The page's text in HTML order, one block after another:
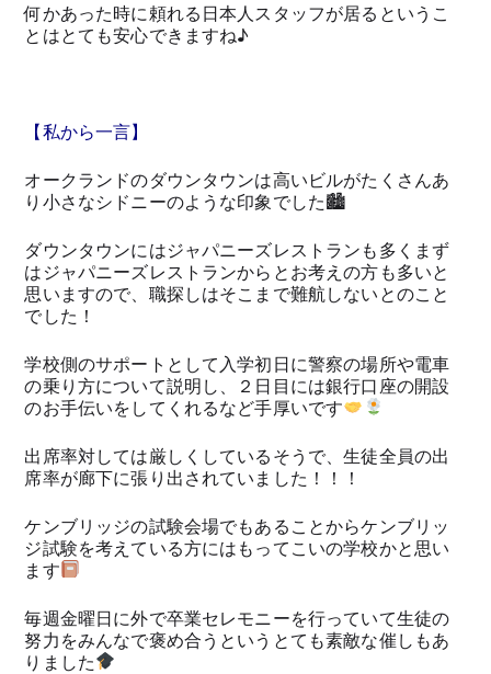
何かあった時に頼れる日本人スタッフが居るというこ
とはとても安心できますね♪
【私から一言】
オークランドのダウンタウンは高いビルがたくさんあ
り小さなシドニーのような印象でした🏙
ダウンタウンにはジャパニーズレストランも多くまず
はジャパニーズレストランからとお考えの方も多いと
思いますので、職探しはそこまで難航しないとのこと
でした！
学校側のサポートとして入学初日に警察の場所や電車
の乗り方について説明し、２日目には銀行口座の開設
のお手伝いをしてくれるなど手厚いです
出席率対しては厳しくしているそうで、生徒全員の出
席率が廊下に張り出されていました！！！
ケンブリッジの試験会場でもあることからケンブリッ
ジ試験を考えている方にはもってこいの学校かと思い
ます
毎週金曜日に外で卒業セレモニーを行っていて生徒の
努力をみんなで褒め合うというとても素敵な催しもあ
りました